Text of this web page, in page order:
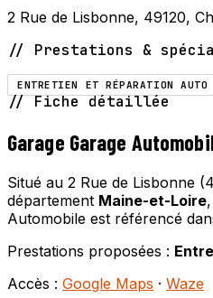
2 Rue de Lisbonne, 49120,
// Prestations &
ENTRETIEN ET RÉPARATION AUTO
// Fiche détaillée
Garage Garage
Situé au 2 Rue de Lisbonne
département Maine-et-Loire
Automobile est référencé
Prestations proposées :
Accès : Google Maps · Waze